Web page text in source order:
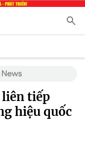
liên tiếp
hiệu quốc